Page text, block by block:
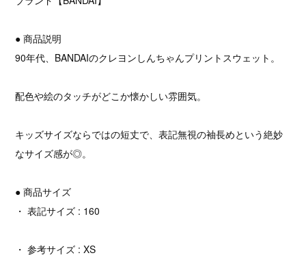
● 商品説明
90年代、BANDAIのクレヨンしんちゃんプリントスウェット。
配色や絵のタッチがどこか懐かしい雰囲気。
キッズサイズならではの短丈で、表記無視の袖長めという絶妙
なサイズ感が◎。
● 商品サイズ
・ 表記サイズ : 160
・ 参考サイズ : XS